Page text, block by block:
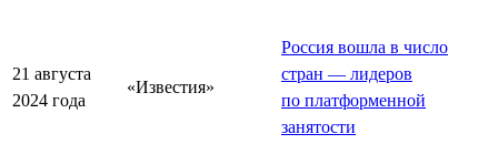
21 августа
2024 года
«Известия»
Россия вошла в число
стран — лидеров
по платформенной
занятости